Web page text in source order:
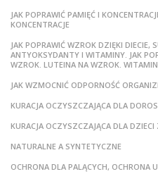
JAK POPRAWIĆ PAMIĘĆ I
KONCENTRACJE
JAK POPRAWIĆ WZROK DZIĘKI DIECIE,
ANTYOKSYDANTY I WITAMINY. JAK
WZROK. LUTEINA NA WZROK.
JAK WZMOCNIĆ ODPORNOŚĆ
KURACJA OCZYSZCZAJĄCA DLA
KURACJA OCZYSZCZAJĄCA DLA
NATURALNE A SYNTETYCZNE
OCHRONA DLA PALĄCYCH, OCHRONA